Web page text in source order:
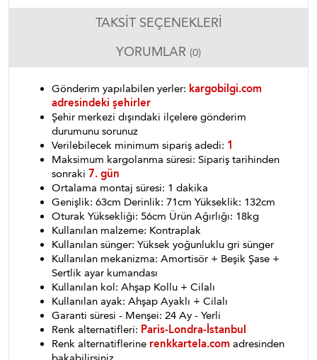
TAKSIT SEÇENEKLERI
YORUMLAR (0)
Gönderim yapılabilen yerler: kargobilgi.com
adresindeki şehirler
Şehir merkezi dışındaki ilçelere gönderim
durumunu sorunuz
Verilebilecek minimum sipariş adedi: 1
Maksimum kargolanma süresi: Sipariş tarihinden
sonraki 7. gün
Ortalama montaj süresi: 1 dakika
Genişlik: 63cm Derinlik: 71cm Yükseklik: 132cm
Oturak Yüksekliği: 56cm Ürün Ağırlığı: 18kg
Kullanılan malzeme: Kontraplak
Kullanılan sünger: Yüksek yoğunluklu gri sünger
Kullanılan mekanizma: Amortisör + Beşik Şase +
Sertlik ayar kumandası
Kullanılan kol: Ahşap Kollu + Cilalı
Kullanılan ayak: Ahşap Ayaklı + Cilalı
Garanti süresi - Menşei: 24 Ay - Yerli
Renk alternatifleri: Paris-Londra-İstanbul
Renk alternatiflerine renkkartela.com adresinden